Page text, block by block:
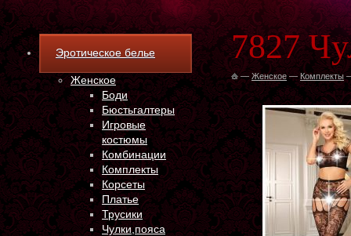
Эротическое белье
Женское
Боди
Бюстьгалтеры
Игровые
костюмы
Комбинации
Комплекты
Корсеты
Платье
Трусики
Чулки,пояса
7827
— Женское —Комплекты